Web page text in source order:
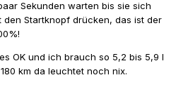
Sekunden warten bis sie sich
Startknopf drücken, das ist der
OK und ich brauch so 5,2 bis 5,9 l
km da leuchtet noch nix.